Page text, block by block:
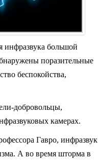
инфразвука большой
поразительные
беспокойства,
добровольцы,
камерах.
Гавро, инфразвук
А во время шторма в